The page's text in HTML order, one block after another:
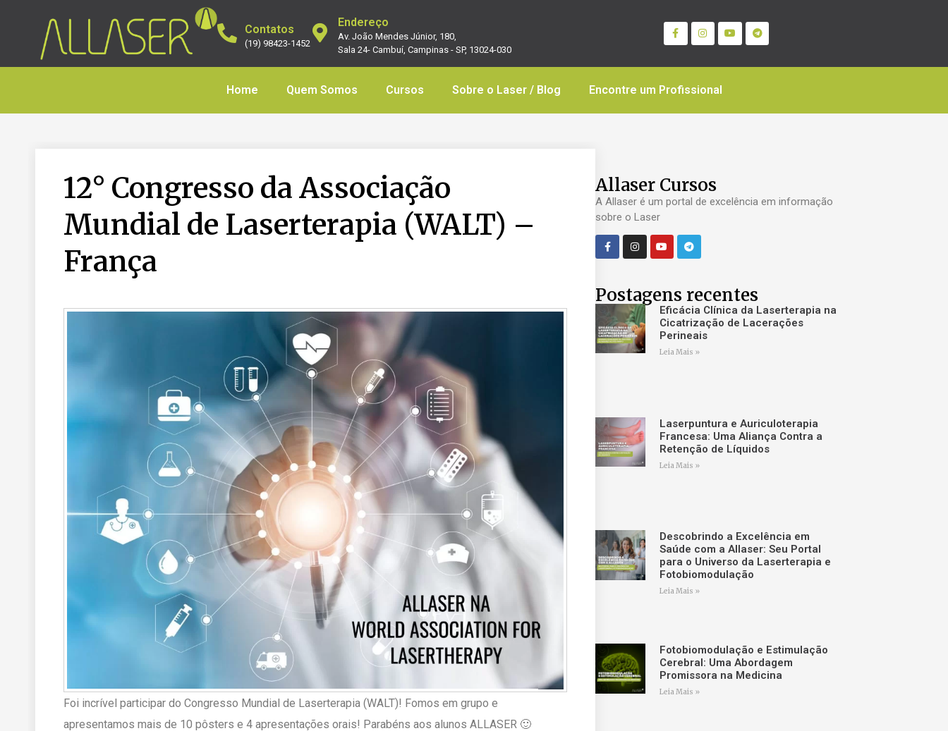
Contatos
(19) 98423-1452
Endereço
Av. João Mendes Júnior, 180,
Sala 24- Cambuí, Campinas - SP, 13024-030
Home Quem Somos Cursos Sobre o Laser / Blog Encontre um Profissional
12° Congresso da Associação
Mundial de Laserterapia (WALT) –
França
Foi incrível participar do Congresso Mundial de Laserterapia (WALT)! Fomos em grupo e
apresentamos mais de 10 pôsters e 4 apresentações orais! Parabéns aos alunos ALLASER 🙂
Allaser Cursos
A Allaser é um portal de excelência em informação
sobre o Laser
Postagens recentes
Eficácia Clínica da Laserterapia na
Cicatrização de Lacerações
Perineais
Leia Mais »
Laserpuntura e Auriculoterapia
Francesa: Uma Aliança Contra a
Retenção de Líquidos
Leia Mais »
Descobrindo a Excelência em
Saúde com a Allaser: Seu Portal
para o Universo da Laserterapia e
Fotobiomodulação
Leia Mais »
Fotobiomodulação e Estimulação
Cerebral: Uma Abordagem
Promissora na Medicina
Leia Mais »